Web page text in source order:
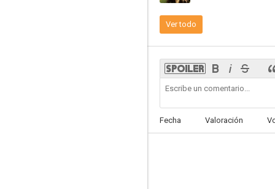
7.3
Ver todo
Fecha Valoración